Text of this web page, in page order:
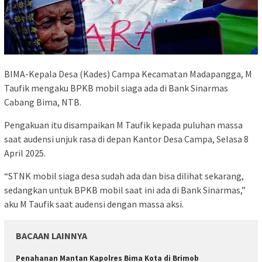
BIMA-Kepala Desa (Kades) Campa Kecamatan Madapangga, M
Taufik mengaku BPKB mobil siaga ada di Bank Sinarmas
Cabang Bima, NTB.
Pengakuan itu disampaikan M Taufik kepada puluhan massa
saat audensi unjuk rasa di depan Kantor Desa Campa, Selasa 8
April 2025.
“STNK mobil siaga desa sudah ada dan bisa dilihat sekarang,
sedangkan untuk BPKB mobil saat ini ada di Bank Sinarmas,”
aku M Taufik saat audensi dengan massa aksi.
BACAAN LAINNYA
Penahanan Mantan Kapolres Bima Kota di Brimob